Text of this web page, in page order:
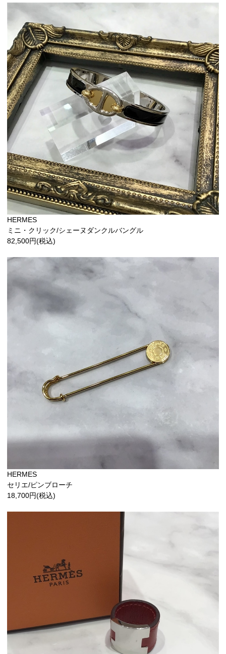
HERMES
ミニ・クリック/シェーヌダンクルバングル
82,500円(税込)
HERMES
セリエ/ピンブローチ
18,700円(税込)